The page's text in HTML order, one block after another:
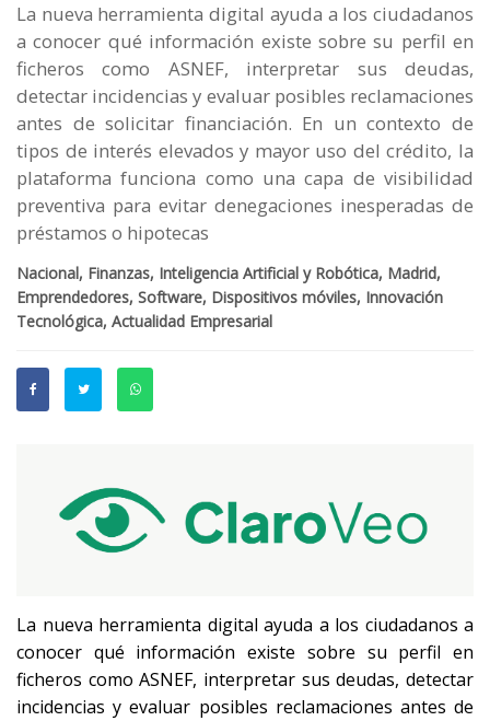
La nueva herramienta digital ayuda a los ciudadanos
a conocer qué información existe sobre su perfil en
ficheros como ASNEF, interpretar sus deudas,
detectar incidencias y evaluar posibles reclamaciones
antes de solicitar financiación. En un contexto de
tipos de interés elevados y mayor uso del crédito, la
plataforma funciona como una capa de visibilidad
preventiva para evitar denegaciones inesperadas de
préstamos o hipotecas
Nacional, Finanzas, Inteligencia Artificial y Robótica, Madrid,
Emprendedores, Software, Dispositivos móviles, Innovación
Tecnológica, Actualidad Empresarial
La nueva herramienta digital ayuda a los ciudadanos a
conocer qué información existe sobre su perfil en
ficheros como ASNEF, interpretar sus deudas, detectar
incidencias y evaluar posibles reclamaciones antes de